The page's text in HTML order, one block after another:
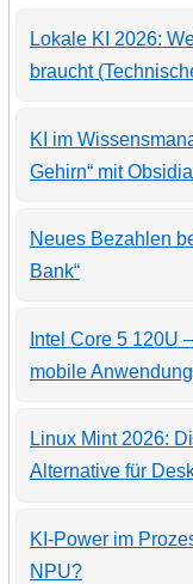
Lokale KI 2026:
braucht
KI im
Gehirn“ mit
Neues Bezahlen
Bank“
Intel Core 5 120U
mobile
Linux Mint 2026:
Alternative für
KI-Power im
NPU?